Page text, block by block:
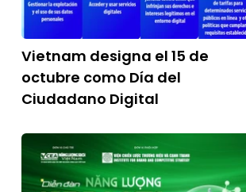
Vietnam designa el 15 de
octubre como Día del
Ciudadano Digital